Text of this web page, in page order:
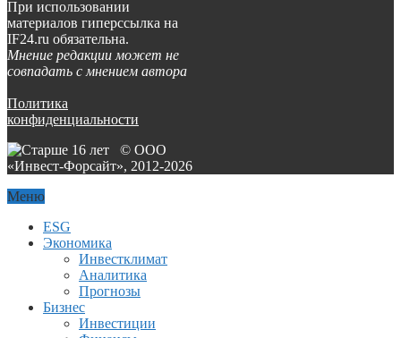
При использовании
материалов гиперссылка на
IF24.ru обязательна.
Мнение редакции может не
совпадать с мнением автора
Политика
конфиденциальности
© ООО
«Инвест-Форсайт», 2012-2026
Меню
ESG
Экономика
Инвестклимат
Аналитика
Прогнозы
Бизнес
Инвестиции